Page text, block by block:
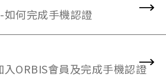
如何完成手機認證
入ORBIS會員及完成手機認證